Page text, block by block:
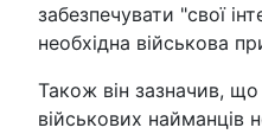
забезпечувати "свої
необхідна військова
Також він зазначив, що
військових найманців